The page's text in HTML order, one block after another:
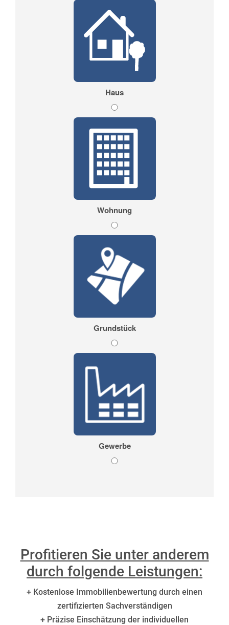
Profitieren Sie unter anderem
durch folgende Leistungen:
+ Kostenlose Immobilienbewertung durch einen
zertifizierten Sachverständigen
+ Präzise Einschätzung der individuellen